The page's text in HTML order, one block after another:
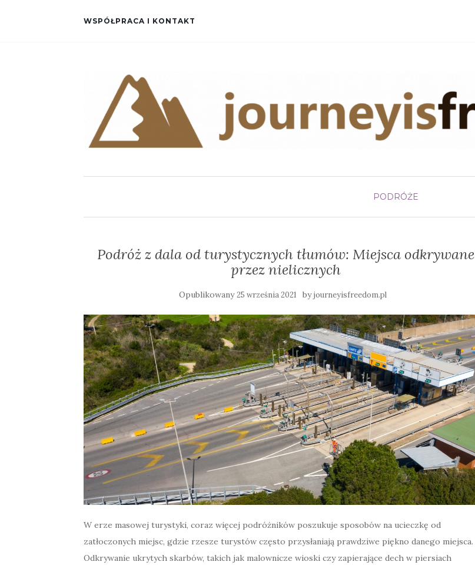
WSPÓŁPRACA I KONTAKT
PODRÓŻE
Podróż z dala od turystycznych tłumów: Miejsca odkrywane
przez nielicznych
Opublikowany25 września 2021 byjourneyisfreedom.pl
W erze masowej turystyki, coraz więcej podróżników poszukuje sposobów na ucieczkę od
zatłoczonych miejsc, gdzie rzesze turystów często przysłaniają prawdziwe piękno danego miejsca.
Odkrywanie ukrytych skarbów, takich jak malownicze wioski czy zapierające dech w piersiach